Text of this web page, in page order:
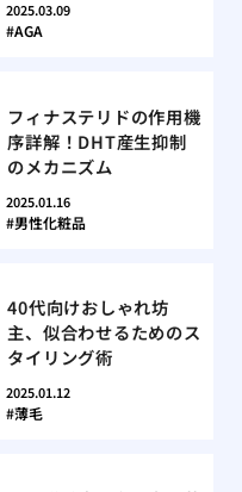
2025.03.09
AGA
フィナステリドの作用機
序詳解！DHT産生抑制
のメカニズム
2025.01.16
男性化粧品
40代向けおしゃれ坊
主、似合わせるためのス
タイリング術
2025.01.12
薄毛